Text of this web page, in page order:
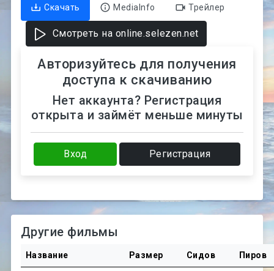
Скачать MediaInfo Трейлер
Смотреть на online.selezen.net
Авторизуйтесь для получения
доступа к скачиванию
Нет аккаунта? Регистрация
открыта и займёт меньше минуты
Вход Регистрация
Другие фильмы
Название Размер Сидов Пиров